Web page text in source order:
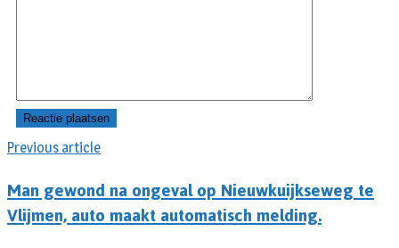
Previous article
Man gewond na ongeval op Nieuwkuijkseweg te
Vlijmen, auto maakt automatisch melding.